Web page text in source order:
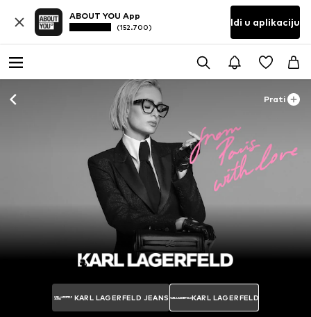
ABOUT YOU App
(152.700) Idi u aplikaciju
Prati
KARL LAGERFELD JEANS KARL LAGERFELD